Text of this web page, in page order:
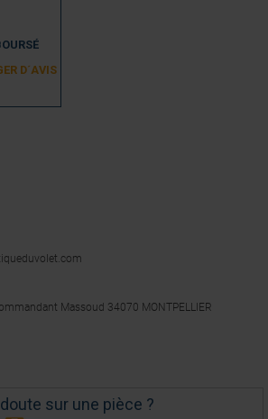
D´AVIS
Massoud 34070 MONTPELLIER
sur une pièce ?